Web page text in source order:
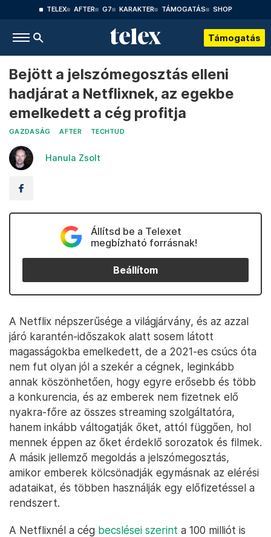
TELEX AFTER G7 KARAKTER TÁMOGATÁS SHOP
Támogatás
Bejött a jelszómegosztás elleni
hadjárat a Netflixnek, az egekbe
emelkedett a cég profitja
GAZDASÁG AFTER TECHTUD
Hanula Zsolt
Állítsd be a Telexet
megbízható forrásnak!
Beállítom
A Netflix népszerűsége a világjárvány, és az azzal
járó karantén-időszakok alatt sosem látott
magasságokba emelkedett, de a 2021-es csúcs óta
nem fut olyan jól a szekér a cégnek, leginkább
annak köszönhetően, hogy egyre erősebb és több
a konkurencia, és az emberek nem fizetnek elő
nyakra-főre az összes streaming szolgáltatóra,
hanem inkább váltogatják őket, attól függően, hol
mennek éppen az őket érdeklő sorozatok és filmek.
A másik jellemző megoldás a jelszómegosztás,
amikor emberek kölcsönadják egymásnak az elérési
adataikat, és többen használják egy előfizetéssel a
rendszert.
A Netflixnél a cég becslései szerint a 100 milliót is